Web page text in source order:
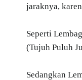
jaraknya,
Seperti
(Tujuh Puluh
Sedangkan